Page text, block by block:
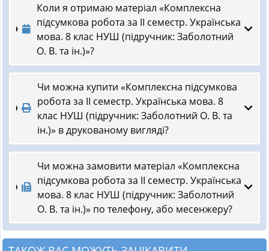
Коли я отримаю матеріал «Комплексна
підсумкова робота за ІІ семестр. Українська
мова. 8 клас НУШ (підручник: Заболотний
О. В. та ін.)»?
Чи можна купити «Комплексна підсумкова
робота за ІІ семестр. Українська мова. 8
клас НУШ (підручник: Заболотний О. В. та
ін.)» в друкованому вигляді?
Чи можна замовити матеріал «Комплексна
підсумкова робота за ІІ семестр. Українська
мова. 8 клас НУШ (підручник: Заболотний
О. В. та ін.)» по телефону, або месенжеру?